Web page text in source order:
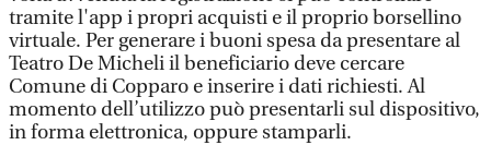
tramite l'app i propri acquisti e il proprio borsellino
virtuale. Per generare i buoni spesa da presentare al
Teatro De Micheli il beneficiario deve cercare
Comune di Copparo e inserire i dati richiesti. Al
momento dell’utilizzo può presentarli sul dispositivo,
in forma elettronica, oppure stamparli.